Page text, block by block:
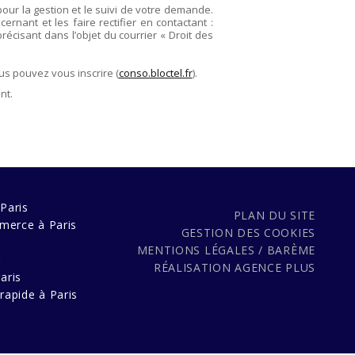
la gestion et le suivi de votre demande.
et les faire rectifier en contactant :
dans l’objet du courrier « Droit des
pouvez vous inscrire (conso.bloctel.fr).
à Paris
à Paris
PLAN DU SITE
GESTION DES COOKIES
MENTIONS LÉGALES / BARÈME
RÉALISATIONAGENCE PLUS